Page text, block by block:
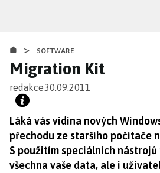
obsahu
> SOFTWARE
Migration Kit
redakce30.09.2011
Láká vás vidina nových
přechodu ze staršího počítače
S použitím speciálních
všechna vaše data, ale i